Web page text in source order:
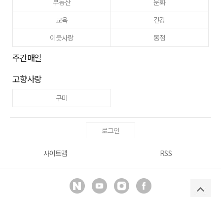
교육
건강
이웃사랑
동정
주간매일
고향사랑
구미
로그인
사이트맵 RSS